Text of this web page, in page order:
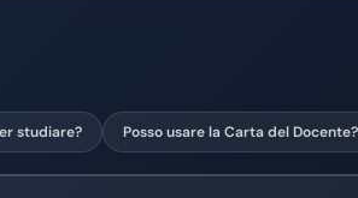
studiare? Posso usare la Carta del Docente?